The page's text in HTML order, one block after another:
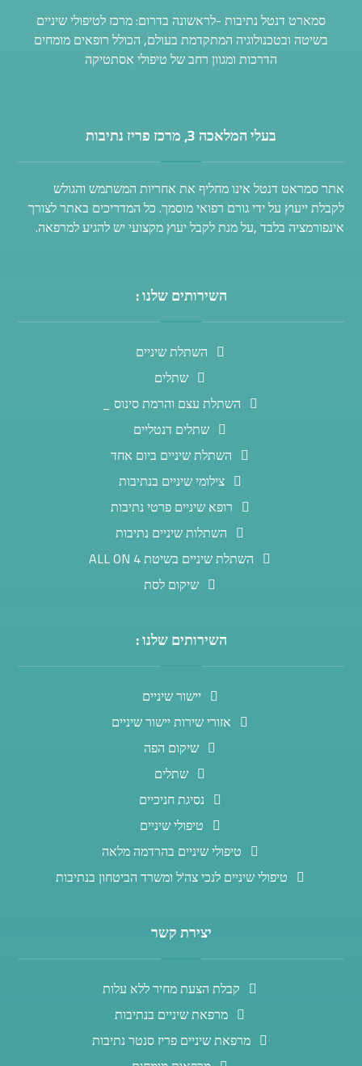
סמארט דנטל נתיבות -לראשונה בדרום: מרכז לטיפולי שיניים
בשיטה ובטכנולוגיה המתקדמת בעולם, הכולל רופאים מומחים
הדרכות ומגוון רחב של טיפולי אסתטיקה
בעלי המלאכה 3, מרכז פריז נתיבות
אתר סמראט דנטל אינו מחליף את אחריות המשתמש והגולש
לקבלת ייעוץ על ידי גורם רפואי מוסמך. כל המדריכים באתר לצורך
אינפורמציה בלבד ,על מנת לקבל יעוץ מקצועי יש להגיע למרפאה.
השירותים שלנו :
השתלת שיניים
שתלים
השתלת עצם והרמת סינוס _
שתלים דנטליים
השתלת שיניים ביום אחד
צילומי שיניים בנתיבות
רופא שיניים פרטי נתיבות
השתלות שיניים נתיבות
השתלת שיניים בשיטת ALL ON 4
שיקום לסת
השירותים שלנו :
יישור שיניים
אזורי שירות יישור שיניים
שיקום הפה
שתלים
נסיגת חניכיים
טיפולי שיניים
טיפולי שיניים בהרדמה מלאה
טיפולי שיניים לנכי צה'ל ומשרד הביטחון בנתיבות
יצירת קשר
קבלת הצעת מחיר ללא עלות
מרפאת שיניים בנתיבות
מרפאת שיניים פריז סנטר נתיבות